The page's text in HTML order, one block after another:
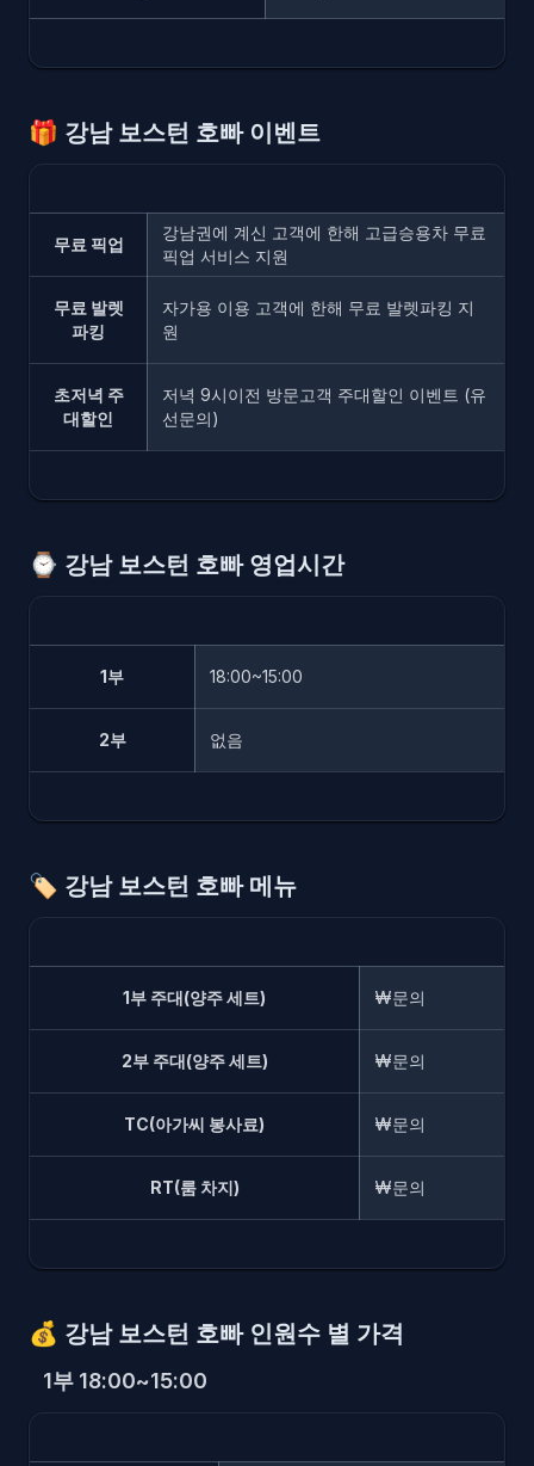
🎁 강남 보스턴 호빠 이벤트
무료 픽업
강남권에 계신 고객에 한해 고급승용차 무료
픽업 서비스 지원
무료 발렛
파킹
자가용 이용 고객에 한해 무료 발렛파킹 지
원
초저녁 주
대할인
저녁 9시이전 방문고객 주대할인 이벤트 (유
선문의)
⌚️ 강남 보스턴 호빠 영업시간
1부 18:00~15:00
2부 없음
🏷️ 강남 보스턴 호빠 메뉴
1부 주대(양주 세트) ₩문의
2부 주대(양주 세트) ₩문의
TC(아가씨 봉사료) ₩문의
RT(룸 차지) ₩문의
💰 강남 보스턴 호빠 인원수 별 가격
1부 18:00~15:00